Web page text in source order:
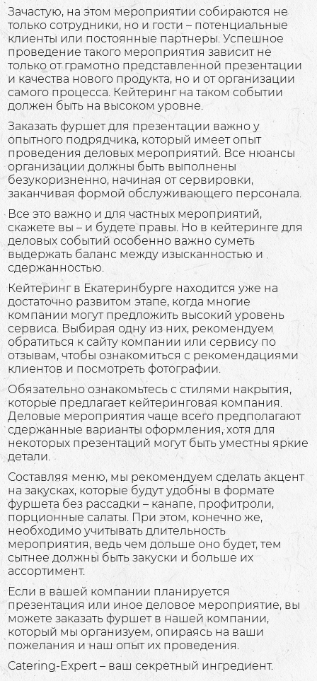
Зачастую, на этом мероприятии собираются не
только сотрудники, но и гости – потенциальные
клиенты или постоянные партнеры. Успешное
проведение такого мероприятия зависит не
только от грамотно представленной презентации
и качества нового продукта, но и от организации
самого процесса. Кейтеринг на таком событии
должен быть на высоком уровне.
Заказать фуршет для презентации важно у
опытного подрядчика, который имеет опыт
проведения деловых мероприятий. Все нюансы
организации должны быть выполнены
безукоризненно, начиная от сервировки,
заканчивая формой обслуживающего персонала.
Все это важно и для частных мероприятий,
скажете вы – и будете правы. Но в кейтеринге для
деловых событий особенно важно суметь
выдержать баланс между изысканностью и
сдержанностью.
Кейтеринг в Екатеринбурге находится уже на
достаточно развитом этапе, когда многие
компании могут предложить высокий уровень
сервиса. Выбирая одну из них, рекомендуем
обратиться к сайту компании или сервису по
отзывам, чтобы ознакомиться с рекомендациями
клиентов и посмотреть фотографии.
Обязательно ознакомьтесь с стилями накрытия,
которые предлагает кейтеринговая компания.
Деловые мероприятия чаще всего предполагают
сдержанные варианты оформления, хотя для
некоторых презентаций могут быть уместны яркие
детали.
Составляя меню, мы рекомендуем сделать акцент
на закусках, которые будут удобны в формате
фуршета без рассадки – канапе, профитроли,
порционные салаты. При этом, конечно же,
необходимо учитывать длительность
мероприятия, ведь чем дольше оно будет, тем
сытнее должны быть закуски и больше их
ассортимент.
Если в вашей компании планируется
презентация или иное деловое мероприятие, вы
можете заказать фуршет в нашей компании,
который мы организуем, опираясь на ваши
пожелания и наш опыт их проведения.
Catering-Expert – ваш секретный ингредиент.